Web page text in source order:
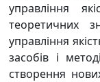
управління
теоретичних
управління
засобів і
створення